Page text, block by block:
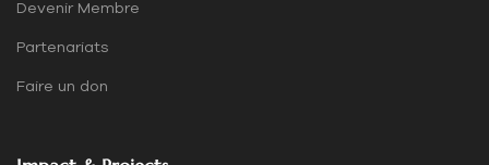
Devenir Membre
Partenariats
Faire un don